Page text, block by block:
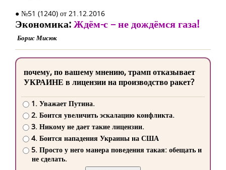
● №51 (1240) от 21.12.2016
Экономика:Ждём-с – не дождёмся газа!
Борис Мисюк
почему, по вашему мнению, трамп отказывает
УКРАИНЕ в лицензии на производство ракет?
1. Уважает Путина.
2. Боится увеличить эскалацию конфликта.
3. Никому не дает такие лицензии.
4. Боится нападения Украины на США
5. Просто у него манера поведения такая: обещать и
не сделать.